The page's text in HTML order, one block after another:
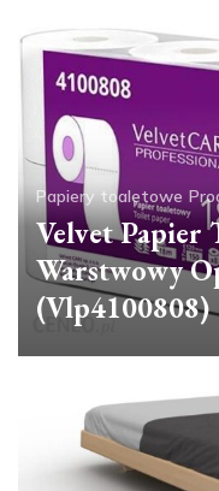
Papiery toaletowe
Velvet Papier
Warstwowy
(Vlp4100808)